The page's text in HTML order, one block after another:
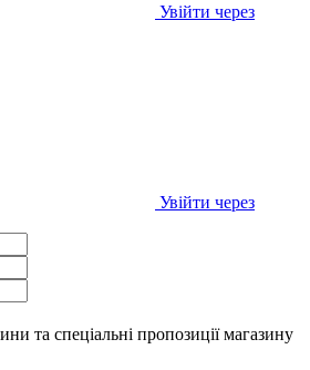
Увійти через
Увійти через
та спеціальні пропозиціїмагазину